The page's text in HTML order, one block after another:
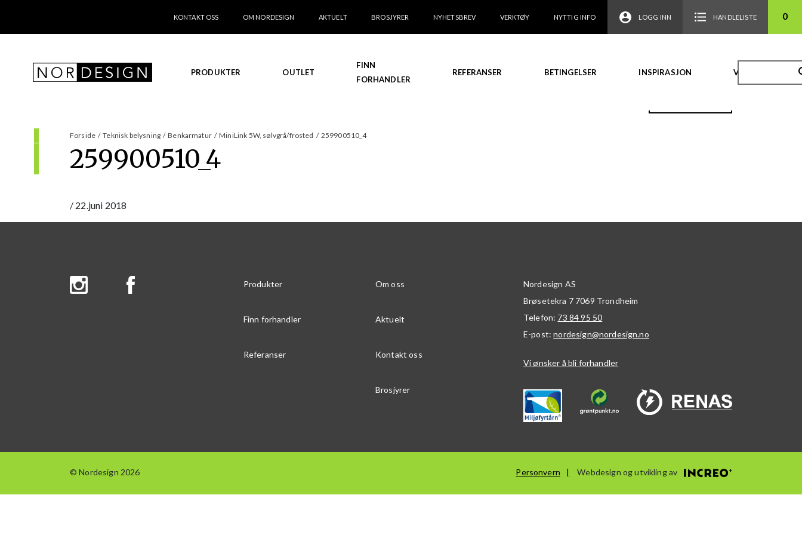
KONTAKT OSS OM NORDESIGN AKTUELT BROSJYRER NYHETSBREV VERKTØY NYTTIG INFO LOGG INN HANDLELISTE 0
PRODUKTER OUTLET
FINN
FORHANDLER
REFERANSER BETINGELSER INSPIRASJON VIDEO
Forside / Teknisk belysning / Benkarmatur / MiniLink 5W, sølvgrå/frosted / 259900510_4
259900510_4
/ 22.juni 2018
Produkter Om oss
Finn forhandler Aktuelt
Referanser Kontakt oss
Brosjyrer
Nordesign AS
Brøsetekra 7 7069 Trondheim
Telefon: 73 84 95 50
E-post:nordesign@nordesign.no
Vi ønsker å bli forhandler
© Nordesign 2026 Personvern Webdesign og utvikling av